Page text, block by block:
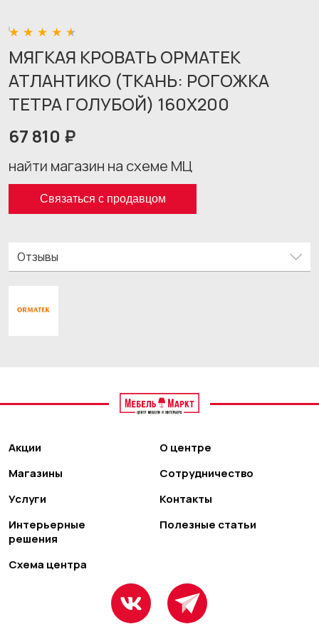
МЯГКАЯ КРОВАТЬ ОРМАТЕК
АТЛАНТИКО (ТКАНЬ: РОГОЖКА
ТЕТРА ГОЛУБОЙ) 160X200
67 810 ₽
найти магазин на схеме МЦ
Связаться с продавцом
Отзывы
Акции
Магазины
Услуги
Интерьерные
решения
Схема центра
О центре
Сотрудничество
Контакты
Полезные статьи